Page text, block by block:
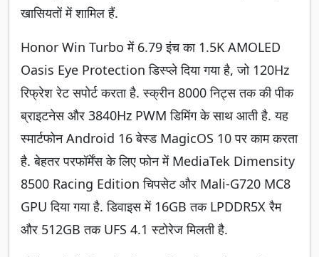
खासियतों में शामिल हैं.
Honor Win Turbo में 6.79 इंच का 1.5K AMOLED
Oasis Eye Protection डिस्प्ले दिया गया है, जो 120Hz
रिफ्रेश रेट सपोर्ट करता है. स्क्रीन 8000 निट्स तक की पीक
ब्राइटनेस और 3840Hz PWM डिमिंग के साथ आती है. यह
स्मार्टफोन Android 16 बेस्ड MagicOS 10 पर काम करता
है. बेहतर परफॉर्मेंस के लिए फोन में MediaTek Dimensity
8500 Racing Edition चिपसेट और Mali-G720 MC8
GPU दिया गया है. डिवाइस में 16GB तक LPDDR5X रैम
और 512GB तक UFS 4.1 स्टोरेज मिलती है.